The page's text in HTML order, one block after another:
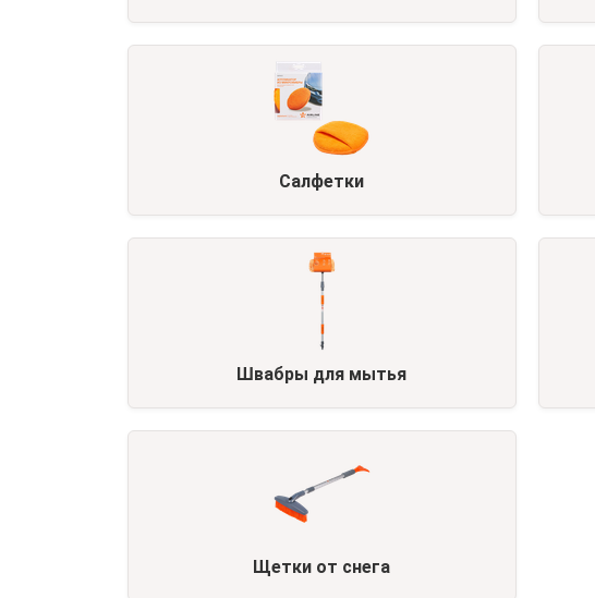
Салфетки
Швабры для мытья
Щетки от снега